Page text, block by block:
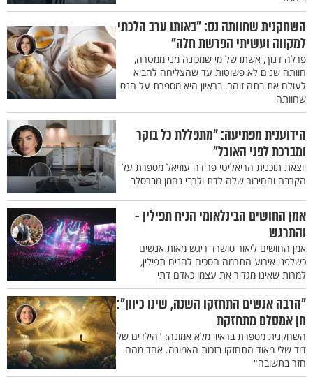
השחקנית שחוותה נס: "באותו ערב הלכתי
למקווה ועשיתי הפרשת חלה"
פרלה דנוך, אשתו של מי שמכונה מני ממטרה,
חוותה שנים לא פשוטות עד שהצליחה להביא
לעולם את בתה זוהר. בראיון היא מספרת על הנס
שחוותה
הידוענית מפתיעה: "מתפללת כל בוקר
ומברכת לפני האוכל"
יוצאת תוכנית הריאליטי פרידה עוזיאל מספרת על
הקרבה והחיבור שלה לדת ולרבי נחמן מברסלב
אמן החושים הבינלאומי הניח תפילין -
והתרגש
אמן החושים ליאור סושרד ריגש מאות אנשים
כשלפני אירוע התרמה הסכים להניח תפילין,
למרות שאינו מגדיר את עצמו כאדם דתי
"הרבה אנשים התחזקו השנה, שינו כיוון":
חן אמסלם מתחזקת
השחקנית מספרת בראיון מלא אמונה: "הילדים של
דוד שלי מאוד התחזקו בזכות האמונה. אחד מהם
חזר בתשובה"